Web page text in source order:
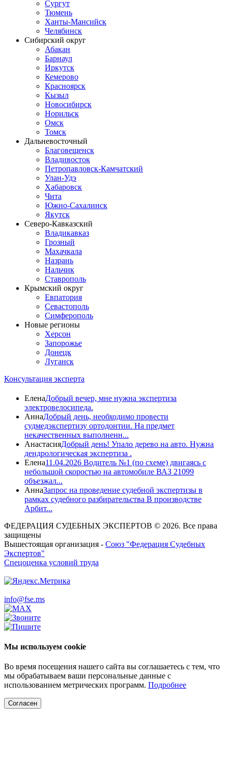
Сургут
Тюмень
Ханты-Мансийск
Челябинск
Сибирский округ
Абакан
Барнаул
Иркутск
Кемерово
Красноярск
Кызыл
Новосибирск
Норильск
Омск
Томск
Дальневосточный
Благовещенск
Владивосток
Петропавловск-Камчатский
Улан-Удэ
Хабаровск
Чита
Южно-Сахалинск
Якутск
Северо-Кавказский
Владикавказ
Грозный
Махачкала
Назрань
Нальчик
Ставрополь
Крымский округ
Евпатория
Севастополь
Симферополь
Новые регионы
Херсон
Запорожье
Донецк
Луганск
Консультация эксперта
ЕленаДобрый вечер, мне нужна экспертиза
электровелосипеда.
АннаДобрый день, необходимо провести
судмедэкспертизу ортодонтии. На предмет
некачественных выполненн...
АнастасияДобрый день! Упало дерево на авто. Нужна
дендрологическая экспертиза .
Елена11.04.2026 Водитель №1 (по схеме) двигаясь с
небольшой скоростью на автомобиле ВАЗ 21099
объезжал...
АннаЗапрос на проведение судебной экспертизы в
рамках судебного разбирательства В производстве
Арбит...
ФЕДЕРАЦИЯ СУДЕБНЫХ ЭКСПЕРТОВ © 2026. Все права
защищены
Вышестоящая организация - Союз "Федерация Судебных
Экспертов"
Спецоценка условий труда
info@fse.ms
Мы используем cookie
Во время посещения нашего сайта вы соглашаетесь с тем, что
мы обрабатываем ваши персональные данные с
использованием метрических программ. Подробнее
Согласен